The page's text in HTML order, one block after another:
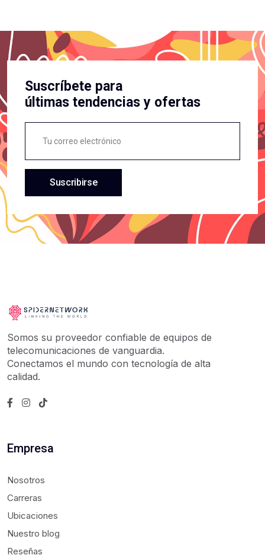
Suscríbete para
últimas tendencias y ofertas
Suscribirse
Somos su proveedor confiable de equipos de
telecomunicaciones de vanguardia.
Conectamos el mundo con tecnología de alta
calidad.
Empresa
Nosotros
Carreras
Ubicaciones
Nuestro blog
Reseñas